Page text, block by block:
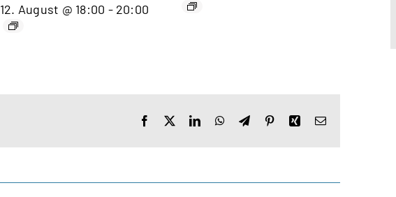
12. August @ 18:00 - 20:00
Facebook LinkedInWhatsApp
TelegramPinterestXingE-